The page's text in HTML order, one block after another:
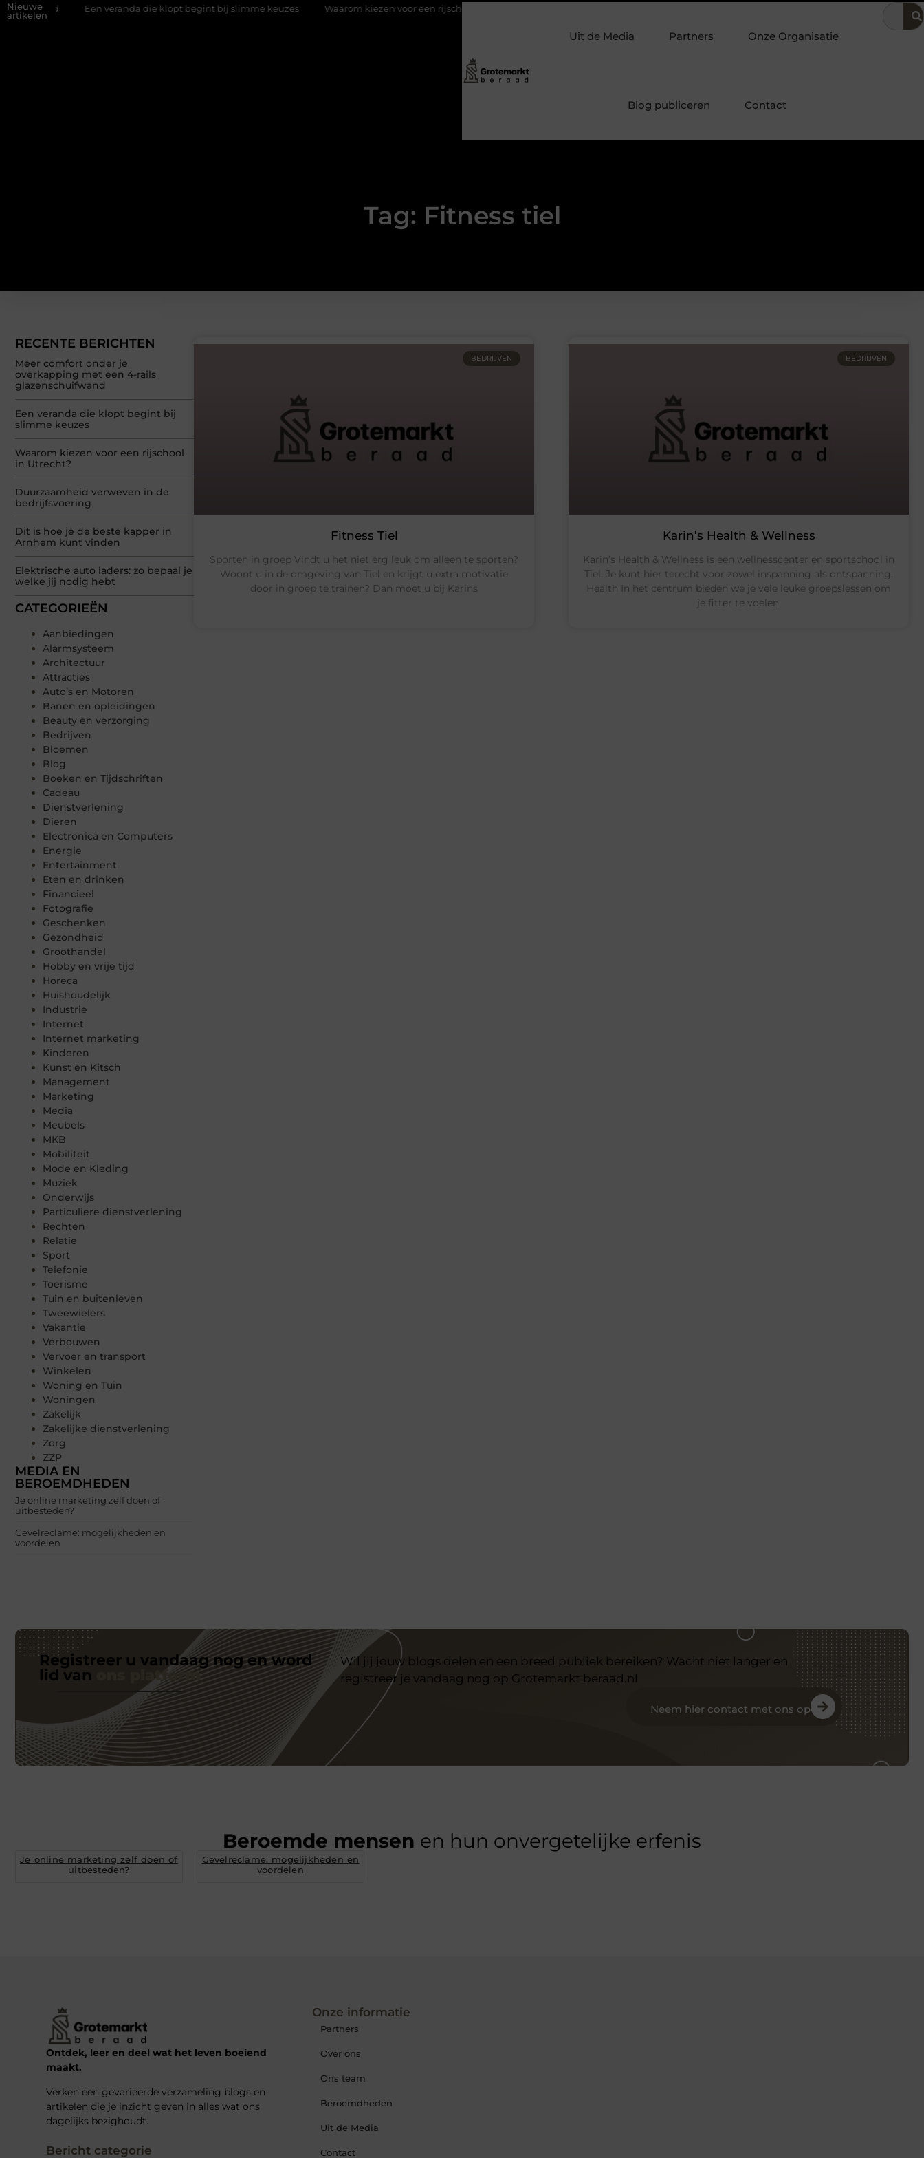
Nieuwe
artikelen
Een veranda die klopt begint bij slimme keuzes Waarom kiezen voor een rijschool in Utrecht? Dit is hoe je de beste kapper in
Uit de Media Partners Onze Organisatie
Blog publiceren Contact
Tag: Fitness tiel
RECENTE BERICHTEN
Meer comfort onder je
overkapping met een 4-rails
glazenschuifwand
Een veranda die klopt begint bij
slimme keuzes
Waarom kiezen voor een rijschool
in Utrecht?
Duurzaamheid verweven in de
bedrijfsvoering
Dit is hoe je de beste kapper in
Arnhem kunt vinden
Elektrische auto laders: zo bepaal je
welke jij nodig hebt
CATEGORIEËN
Aanbiedingen
Alarmsysteem
Architectuur
Attracties
Auto’s en Motoren
Banen en opleidingen
Beauty en verzorging
Bedrijven
Bloemen
Blog
Boeken en Tijdschriften
Cadeau
Dienstverlening
Dieren
Electronica en Computers
Energie
Entertainment
Eten en drinken
Financieel
Fotografie
Geschenken
Gezondheid
Groothandel
Hobby en vrije tijd
Horeca
Huishoudelijk
Industrie
Internet
Internet marketing
Kinderen
Kunst en Kitsch
Management
Marketing
Media
Meubels
MKB
Mobiliteit
Mode en Kleding
Muziek
Onderwijs
Particuliere dienstverlening
Rechten
Relatie
Sport
Telefonie
Toerisme
Tuin en buitenleven
Tweewielers
Vakantie
Verbouwen
Vervoer en transport
Winkelen
Woning en Tuin
Woningen
Zakelijk
Zakelijke dienstverlening
Zorg
ZZP
MEDIA EN
BEROEMDHEDEN
Je online marketing zelf doen of
uitbesteden?
Gevelreclame: mogelijkheden en
voordelen
BEDRIJVEN
Fitness Tiel
Sporten in groep Vindt u het niet erg leuk om alleen te sporten?
Woont u in de omgeving van Tiel en krijgt u extra motivatie
door in groep te trainen? Dan moet u bij Karins
BEDRIJVEN
Karin’s Health & Wellness
Karin’s Health & Wellness is een wellnesscenter en sportschool in
Tiel. Je kunt hier terecht voor zowel inspanning als ontspanning.
Health In het centrum bieden we je vele leuke groepslessen om
je fitter te voelen,
Registreer u vandaag nog en word
lid van
ons platform
Wil jij jouw blogs delen en een breed publiek bereiken? Wacht niet langer en
registreer je vandaag nog op Grotemarkt beraad.nl
Neem hier contact met ons op
Beroemde mensen en hun onvergetelijke erfenis
Je online marketing zelf doen of
uitbesteden?
Gevelreclame: mogelijkheden en
voordelen
Ontdek, leer en deel wat het leven boeiend
maakt.
Verken een gevarieerde verzameling blogs en
artikelen die je inzicht geven in alles wat ons
dagelijks bezighoudt.
Bericht categorie
Onze informatie
Partners
Over ons
Ons team
Beroemdheden
Uit de Media
Contact